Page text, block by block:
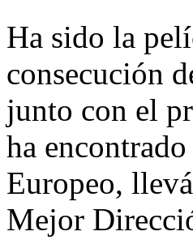
Ha sido la
consecución
junto con el
ha
Europeo,
Mejor